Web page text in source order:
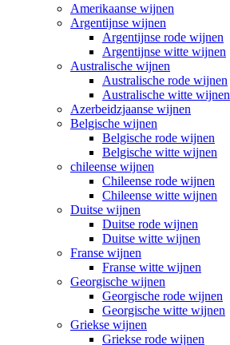
Amerikaanse wijnen
Argentijnse wijnen
Argentijnse rode wijnen
Argentijnse witte wijnen
Australische wijnen
Australische rode wijnen
Australische witte wijnen
Azerbeidzjaanse wijnen
Belgische wijnen
Belgische rode wijnen
Belgische witte wijnen
chileense wijnen
Chileense rode wijnen
Chileense witte wijnen
Duitse wijnen
Duitse rode wijnen
Duitse witte wijnen
Franse wijnen
Franse witte wijnen
Georgische wijnen
Georgische rode wijnen
Georgische witte wijnen
Griekse wijnen
Griekse rode wijnen